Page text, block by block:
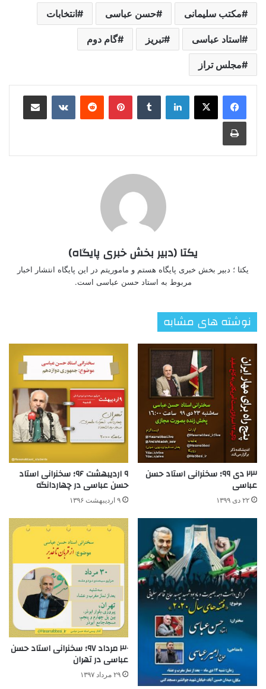
مکتب سلیمانی حسن عباسی انتخابات
استاد عباسی تبریز گام دوم
مجلس تراز
لینکدین ‫تامبلر ‫پین‌ترست‫رددیت ‫VKontakteاشتراک گذاری از طریق ایمیل
چاپ
یکتا (دبیر بخش خبری پایگاه)
یکتا ؛ دبیر بخش خبری پایگاه هستم و ماموریتم در این پایگاه انتشار اخبار
مربوط به استاد حسن عباسی است.
نوشته های مشابه
۲۳ دی ۹۹؛ سخنرانی استاد حسن
عباسی
۲۲ دی ۱۳۹۹
۹ اردیبهشت ۹۶؛ سخنرانی استاد
حسن عباسی در چهاردانگه
۹ اردیبهشت ۱۳۹۶
۳۰ مرداد ۹۷؛ سخنرانی استاد حسن
عباسی در تهران
۲۹ مرداد ۱۳۹۷